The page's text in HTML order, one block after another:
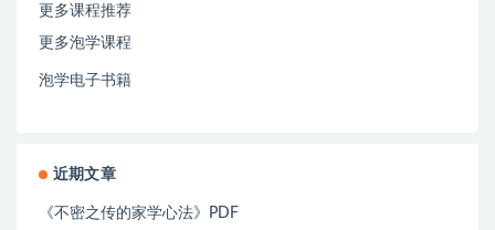
更多课程推荐
更多泡学课程
泡学电子书籍
近期文章
《不密之传的家学心法》PDF